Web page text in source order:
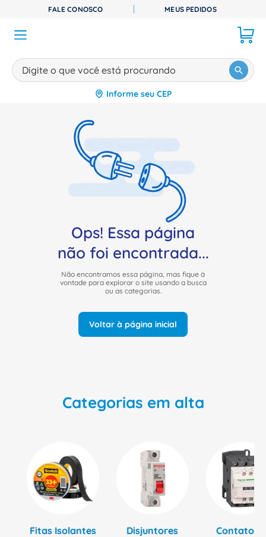
FALE CONOSCO MEUS PEDIDOS
Digite o que você está procurando
Informe seu CEP
Ops! Essa página
não foi encontrada...
Não encontramos essa página, mas fique à
vontade para explorar o site usando a busca
ou as categorias.
Voltar à página inicial
Categorias em alta
Fitas Isolantes Disjuntores
TERMOS MAIS BUSCADOS
disjuntor
cabo flexivel
contator
barramento
dps
caixa passagem